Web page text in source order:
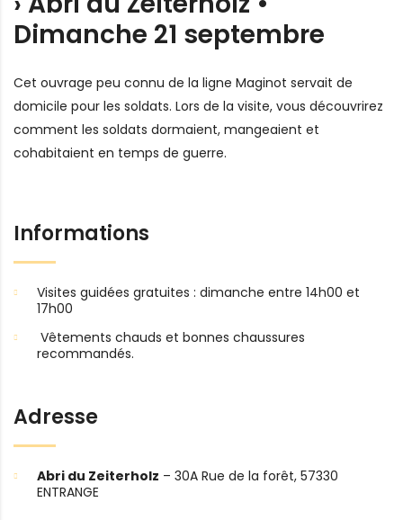
Dimanche 21 septembre
Cet ouvrage peu connu de la ligne Maginot servait de
domicile pour les soldats. Lors de la visite, vous découvrirez
comment les soldats dormaient, mangeaient et
cohabitaient en temps de guerre.
Informations
Visites guidées gratuites : dimanche entre 14h00 et
17h00
Vêtements chauds et bonnes chaussures
recommandés.
Adresse
Abri du Zeiterholz – 30A Rue de la forêt, 57330
ENTRANGE